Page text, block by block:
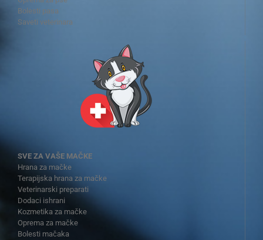
Bolesti pasa
Saveti veterinara
SVE ZA VAŠE MAČKE
Hrana za mačke
Terapijska hrana za mačke
Veterinarski preparati
Dodaci ishrani
Kozmetika za mačke
Oprema za mačke
Bolesti mačaka